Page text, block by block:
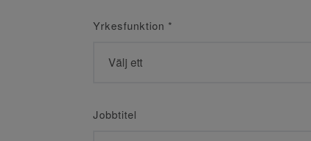
Yrkesfunktion *
Jobbtitel